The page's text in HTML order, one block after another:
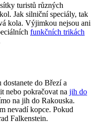
turistů různých
Jak silniční speciály, tak
kola. Výjimkou nejsou ani
funkčních trikách
do Březí a
nebo pokračovat na jih do
na jih do Rakouska.
nevadí kopce. Pokud
Falkenstein.